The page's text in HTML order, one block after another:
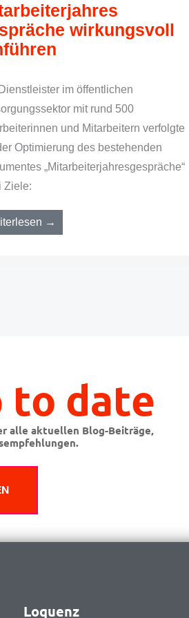
wirkungsvoll
im öffentlichen
mit rund 500
und Mitarbeitern verfolgte
Optimierung des bestehenden
„Mitarbeiterjahresgespräche“
Ziele:
→
to date
alle aktuellen Blog-Beiträge,
Loquenz